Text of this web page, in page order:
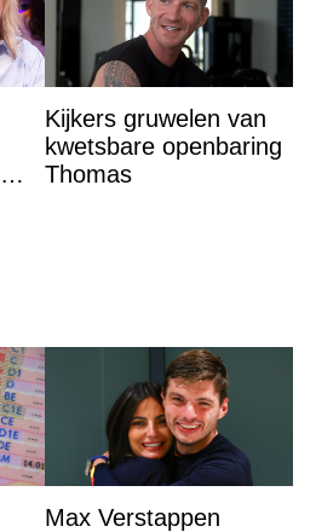
Kijkers gruwelen van
kwetsbare openbaring
Thomas
Max Verstappen